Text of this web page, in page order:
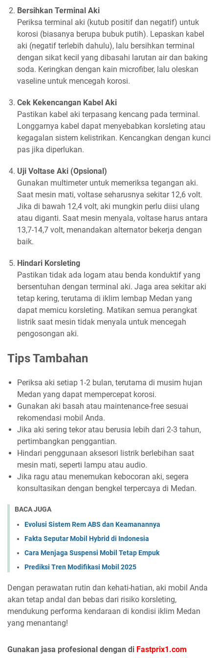
Bersihkan Terminal Aki
Periksa terminal aki (kutub positif dan negatif) untuk
korosi (biasanya berupa bubuk putih). Lepaskan kabel
aki (negatif terlebih dahulu), lalu bersihkan terminal
dengan sikat kecil yang dibasahi larutan air dan baking
soda. Keringkan dengan kain microfiber, lalu oleskan
vaseline untuk mencegah korosi.
Cek Kekencangan Kabel Aki
Pastikan kabel aki terpasang kencang pada terminal.
Longgarnya kabel dapat menyebabkan korsleting atau
kegagalan sistem kelistrikan. Kencangkan dengan kunci
pas jika diperlukan.
Uji Voltase Aki (Opsional)
Gunakan multimeter untuk memeriksa tegangan aki.
Saat mesin mati, voltase seharusnya sekitar 12,6 volt.
Jika di bawah 12,4 volt, aki mungkin perlu diisi ulang
atau diganti. Saat mesin menyala, voltase harus antara
13,7-14,7 volt, menandakan alternator bekerja dengan
baik.
Hindari Korsleting
Pastikan tidak ada logam atau benda konduktif yang
bersentuhan dengan terminal aki. Jaga area sekitar aki
tetap kering, terutama di iklim lembap Medan yang
dapat memicu korsleting. Matikan semua perangkat
listrik saat mesin tidak menyala untuk mencegah
pengosongan aki.
Tips Tambahan
Periksa aki setiap 1-2 bulan, terutama di musim hujan
Medan yang dapat mempercepat korosi.
Gunakan aki basah atau maintenance-free sesuai
rekomendasi mobil Anda.
Jika aki sering tekor atau berusia lebih dari 2-3 tahun,
pertimbangkan penggantian.
Hindari penggunaan aksesori listrik berlebihan saat
mesin mati, seperti lampu atau audio.
Jika ragu atau menemukan kebocoran aki, segera
konsultasikan dengan bengkel terpercaya di Medan.
BACA JUGA
Evolusi Sistem Rem ABS dan Keamanannya
Fakta Seputar Mobil Hybrid di Indonesia
Cara Menjaga Suspensi Mobil Tetap Empuk
Prediksi Tren Modifikasi Mobil 2025
Dengan perawatan rutin dan kehati-hatian, aki mobil Anda
akan tetap andal dan bebas dari risiko korsleting,
mendukung performa kendaraan di kondisi iklim Medan
yang menantang!
Gunakan jasa profesional dengan di Fastprix1.com